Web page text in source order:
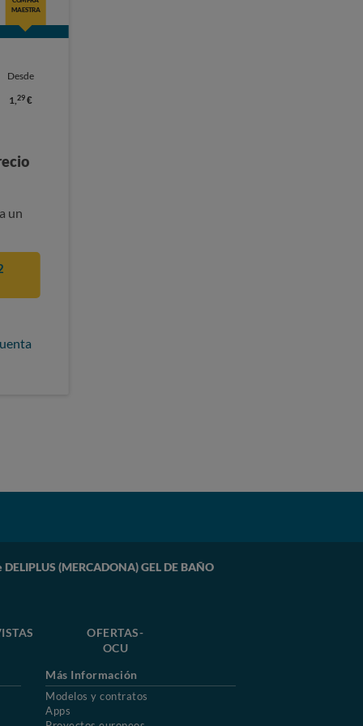
MAESTRA
Desde
1,29€
un
(MERCADONA) GEL DE BAÑO
OFERTAS-
OCU
Más Información
Modelos y contratos
Apps